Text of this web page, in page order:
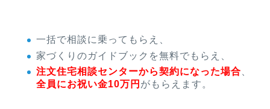
一括で相談に乗ってもらえ、
家づくりのガイドブックを無料でもらえ、
注文住宅相談センターから契約になった場合
全員にお祝い金10万円 がもらえます。